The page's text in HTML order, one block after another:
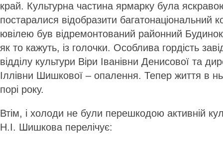
край. Культурна частина ярмарку була
постаралися відобразити багатонаціональний
ювілею був відремонтований районний
як то кажуть, із голочки. Особлива гордість
відділу культури Віри Іванівни Денисової та
Іллівни Шишкової – опалення. Тепер життя в
порі року.
Втім, і холоди не були перешкодою активній
Н.І. Шишкова перелічує: